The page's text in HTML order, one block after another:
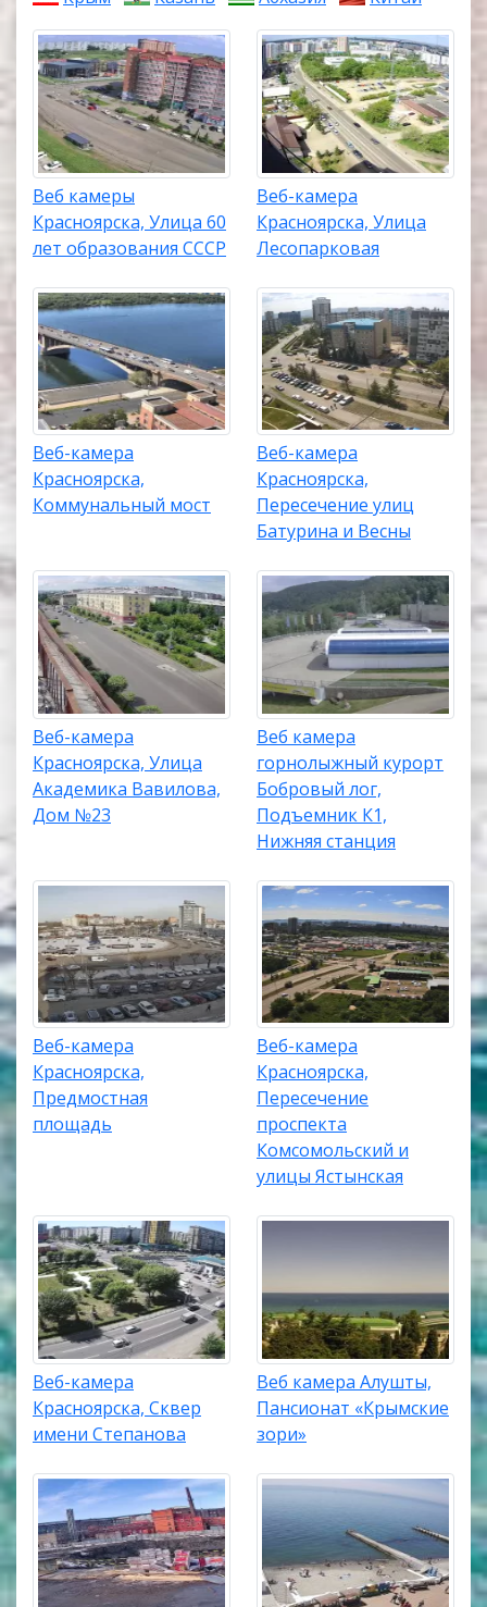
Веб камеры
Красноярска, Улица 60
лет образования СССР
Веб-камера
Красноярска, Улица
Лесопарковая
Веб-камера
Красноярска,
Коммунальный мост
Веб-камера
Красноярска,
Пересечение улиц
Батурина и Весны
Веб-камера
Красноярска, Улица
Академика Вавилова,
Дом №23
Веб камера
горнолыжный курорт
Бобровый лог,
Подъемник К1,
Нижняя станция
Веб-камера
Красноярска,
Предмостная
площадь
Веб-камера
Красноярска,
Пересечение
проспекта
Комсомольский и
улицы Ястынская
Веб-камера
Красноярска, Сквер
имени Степанова
Веб камера Алушты,
Пансионат «Крымские
зори»